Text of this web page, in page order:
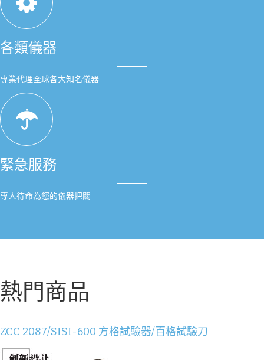
各類儀器
專業代理全球各大知名儀器
緊急服務
專人待命為您的儀器把關
熱門商品
ZCC 2087/SISI-600 方格試驗器/百格試驗刀